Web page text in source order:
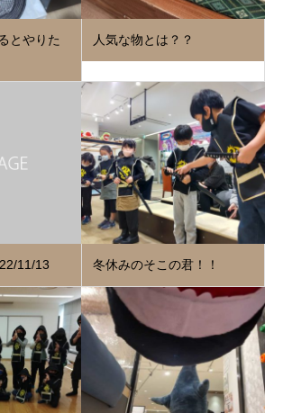
とやりた
人気な物とは？？
11/13 冬休みのそこの君！！